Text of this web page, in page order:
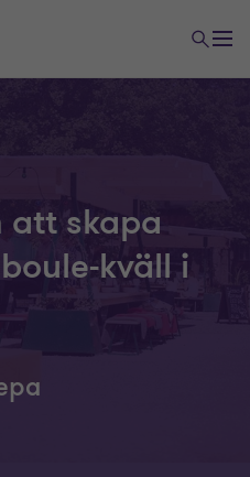
att skapa
kväll i